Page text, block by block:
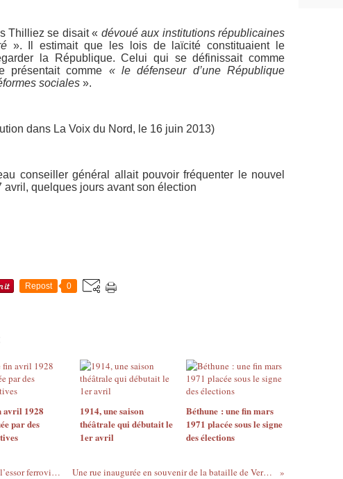
Thilliez se disait « dévoué aux institutions républicaines
». Il estimait que les lois de laïcité constituaient le
la République. Celui qui se définissait comme
présentait comme « le défenseur d’une République
sociales ».
dans La Voix du Nord, le 16 juin 2013)
conseiller général allait pouvoir fréquenter le nouvel
quelques jours avant son élection
Repost 0
avril 1928
par des
1914, une saison
théâtrale qui débutait le
1er avril
Béthune : une fin mars
1971 placée sous le signe
des élections
Quand la ville était marquée par l’essor ferroviaire Une rue inaugurée en souvenir de la bataille de Verdun